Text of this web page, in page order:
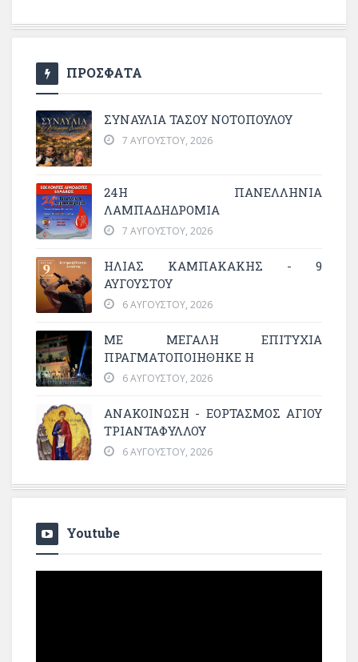
ΠΡΟΣΦΑΤΑ
ΣΥΝΑΥΛΙΑ ΤΑΣΟΥ ΝΟΤΟΠΟΥΛΟΥ
7 ΑΥΓΟΎΣΤΟΥ, 2026
24Η ΠΑΝΕΛΛΗΝΙΑ
ΛΑΜΠΑΔΗΔΡΟΜΙΑ
7 ΑΥΓΟΎΣΤΟΥ, 2026
ΗΛΙΑΣ ΚΑΜΠΑΚΑΚΗΣ - 9
ΑΥΓΟΥΣΤΟΥ
6 ΑΥΓΟΎΣΤΟΥ, 2026
ΜΕ ΜΕΓΆΛΗ ΕΠΙΤΥΧΊΑ
ΠΡΑΓΜΑΤΟΠΟΙΉΘΗΚΕ Η
6 ΑΥΓΟΎΣΤΟΥ, 2026
ΑΝΑΚΟΙΝΩΣΗ - ΕΟΡΤΑΣΜΟΣ ΑΓΙΟΥ
ΤΡΙΑΝΤΑΦΥΛΛΟΥ
6 ΑΥΓΟΎΣΤΟΥ, 2026
Youtube